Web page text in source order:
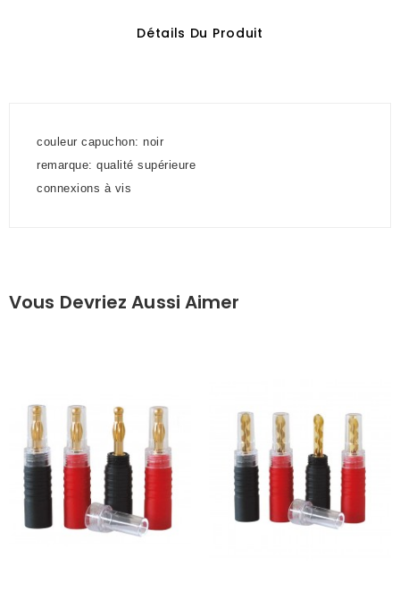
Détails Du Produit
couleur capuchon: noir
remarque: qualité supérieure
connexions à vis
Vous Devriez Aussi Aimer